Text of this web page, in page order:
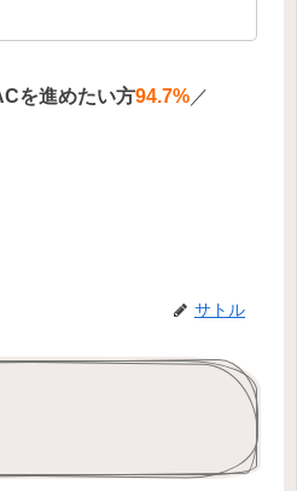
を進めたい方94.7% ／
サトル